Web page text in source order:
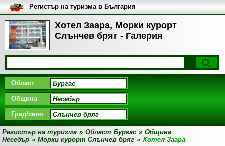
Хотел Заара, Морки курорт
Слънчев бряг - Галерия
Регистър на туризма в България
Област
Община
Град/село
Регистър на туризма » Област Бургас » Община
Несебър » Морки курорт Слънчев бряг » Хотел Заара